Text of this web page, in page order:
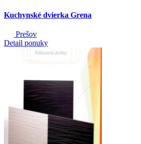
Kuchynské dvierka Grena
Prešov
Detail ponuky